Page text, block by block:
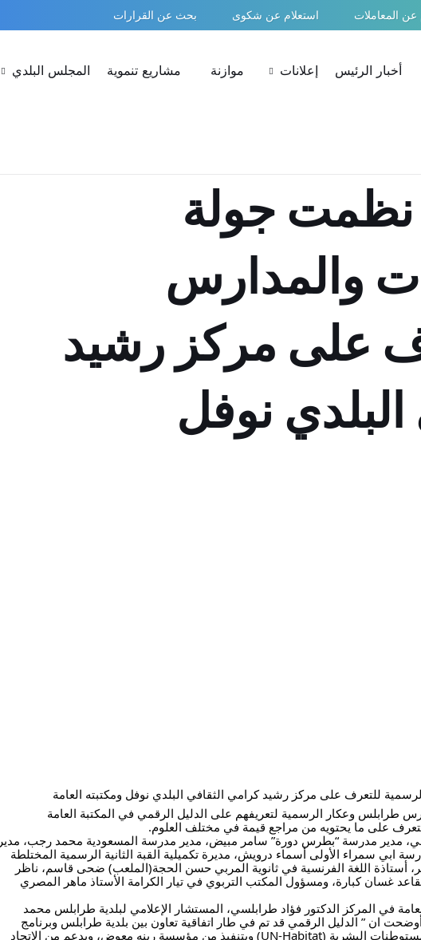
عن المعاملات استعلام عن شكوى بحث عن القرارات
أخبار الرئيس إعلانات موازنة مشاريع تنموية المجلس البلدي
نظمت جولة
والمدارس
على مركز رشيد
نوفل
للتعرف على مركز رشيد كرامي الثقافي البلدي نوفل ومكتبته العامة
طرابلس وعكار الرسمية لتعريفهم على الدليل الرقمي في المكتبة العامة
على ما يحتويه من مراجع قيمة في مختلف العلوم.
مدير مدرسة “بطرس دورة” سامر مبيض، مدير مدرسة المسعودية محمد رجب، مدير
ابي سمراء الأولى أسماء درويش، مديرة تكميلية القبة الثانية الرسمية المختلطة
اللغة الفرنسية في ثانوية المربي حسن الحجة(الملعب) ضحى قاسم، ناظر
غسان كبارة، ومسؤول المكتب التربوي في تيار الكرامة الأستاذ ماهر المصري
في المركز الدكتور فؤاد طرابلسي، المستشار الإعلامي لبلدية طرابلس محمد
ان ” الدليل الرقمي قد تم في طار اتفاقية تعاون بين بلدية طرابلس وبرنامج
الأمم المتحدة الإنمائي(UNDP) وبرنامج الأمم المتحدة للمستوطنات البشرية (UN-Habitat) وبتنفيذ من مؤسسة رينه معوض، وبدعم من الاتحاد